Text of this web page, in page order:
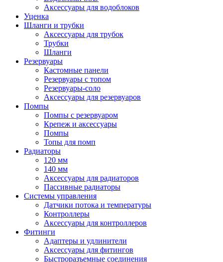
Аксессуары для водоблоков
Уценка
Шланги и трубки
Аксессуары для трубок
Трубки
Шланги
Резервуары
Кастомные панели
Резервуары с топом
Резервуары-соло
Аксессуары для резервуаров
Помпы
Помпы с резервуаром
Крепеж и аксессуары
Помпы
Топы для помп
Радиаторы
120 мм
140 мм
Аксессуары для радиаторов
Пассивные радиаторы
Системы управления
Датчики потока и температуры
Контроллеры
Аксессуары для контроллеров
Фитинги
Адаптеры и удлинители
Аксессуары для фитингов
Быстроразъемные соединения